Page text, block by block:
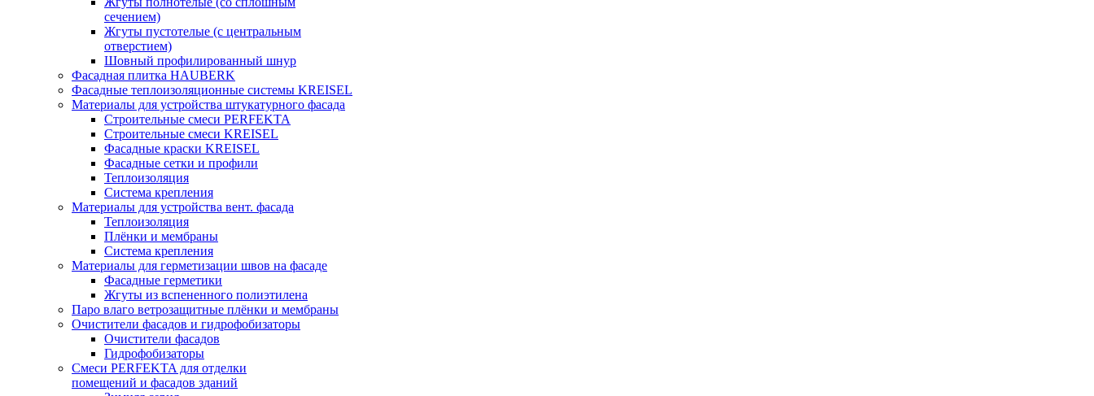
сечением)
Жгуты пустотелые (с центральным
отверстием)
Шовный профилированный шнур
Фасадная плитка HAUBERK
Фасадные теплоизоляционные системы KREISEL
Материалы для устройства штукатурного фасада
Строительные смеси PERFEKTA
Строительные смеси KREISEL
Фасадные краски KREISEL
Фасадные сетки и профили
Теплоизоляция
Система крепления
Материалы для устройства вент. фасада
Теплоизоляция
Плёнки и мембраны
Система крепления
Материалы для герметизации швов на фасаде
Фасадные герметики
Жгуты из вспененного полиэтилена
Паро влаго ветрозащитные плёнки и мембраны
Очистители фасадов и гидрофобизаторы
Очистители фасадов
Гидрофобизаторы
Смеси PERFEKTA для отделки
помещений и фасадов зданий